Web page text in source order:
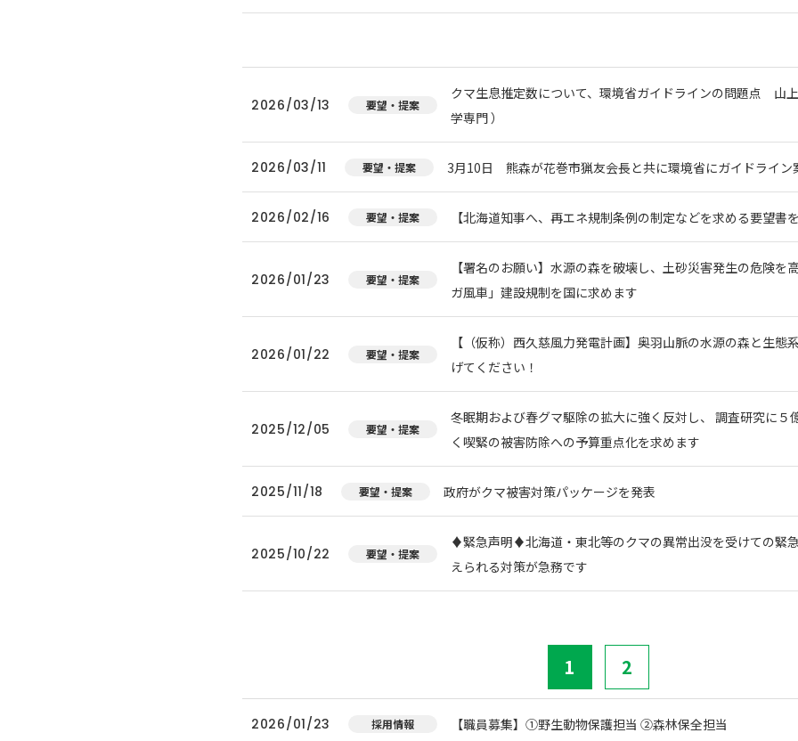
2026/03/13 要望・提案
クマ生息推定数について、環境省ガイドラインの問題点 山
学専門 ）
2026/03/11 要望・提案 3月10日 熊森が花巻市猟友会長と共に環境省にガイドライン
2026/02/16 要望・提案 【北海道知事へ、再エネ規制条例の制定などを求める要望書
2026/01/23 要望・提案
【署名のお願い】水源の森を破壊し、土砂災害発生の危険を
ガ風車」建設規制を国に求めます
2026/01/22 要望・提案
【（仮称）西久慈風力発電計画】奥羽山脈の水源の森と生態
げてください！
2025/12/05 要望・提案
冬眠期および春グマ駆除の拡大に強く反対し、 調査研究に５
く喫緊の被害防除への予算重点化を求めます
2025/11/18 要望・提案 政府がクマ被害対策パッケージを発表
2025/10/22 要望・提案
♦️緊急声明♦️北海道・東北等のクマの異常出没を受けての緊
えられる対策が急務です
1 2
2026/01/23 採用情報 【職員募集】①野生動物保護担当 ②森林保全担当